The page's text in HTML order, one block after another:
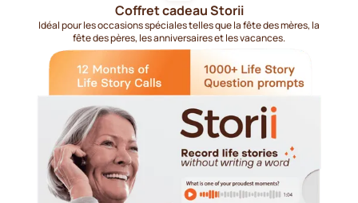
Coffret cadeau Storii
Idéal pour les occasions spéciales telles que la fête des mères, la
fête des pères, les anniversaires et les vacances.